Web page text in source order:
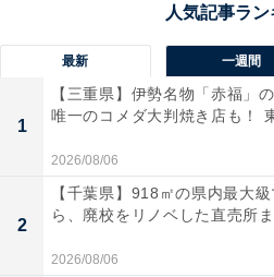
そこで、旧2等車が1等車（車両
ま）に、旧3等車が2等車（車
ま）に移行し、2等級制となっ
代になっても車両形式記号が
ことはなく、そのままモロ、
ている。
最新 一週間
1
【三重県】伊勢名物「赤福」
唯一のコメダ大判焼き店も！
2026/08/06
2
【千葉県】918㎡の県内最大
ら、廃校をリノベした直売所
2026/08/06